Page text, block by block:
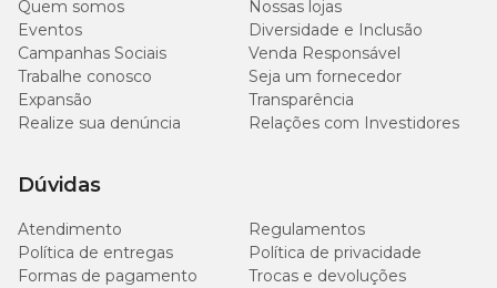
Substrato
Utilize uma mistura na proporção de 2/3 de terra vegetal e 1/3 de
areia ou pedrisco para garantir boa drenagem e crescimento
saudável da planta.
Adubação
Para uma adubação eficaz, use NPK 5-10-10 ou NPK 7-14-14 uma
vez por mês, garantindo que a planta receba os nutrientes
necessários para seu desenvolvimento.
Quem somos
Nossas lojas
Eventos
Diversidade e Inclusão
Campanhas Sociais
Venda Responsável
Trabalhe conosco
Seja um fornecedor
Expansão
Transparência
Realize sua denúncia
Relações com Investidores
Dúvidas
Atendimento
Regulamentos
Política de entregas
Política de privacidade
Formas de pagamento
Trocas e devoluções